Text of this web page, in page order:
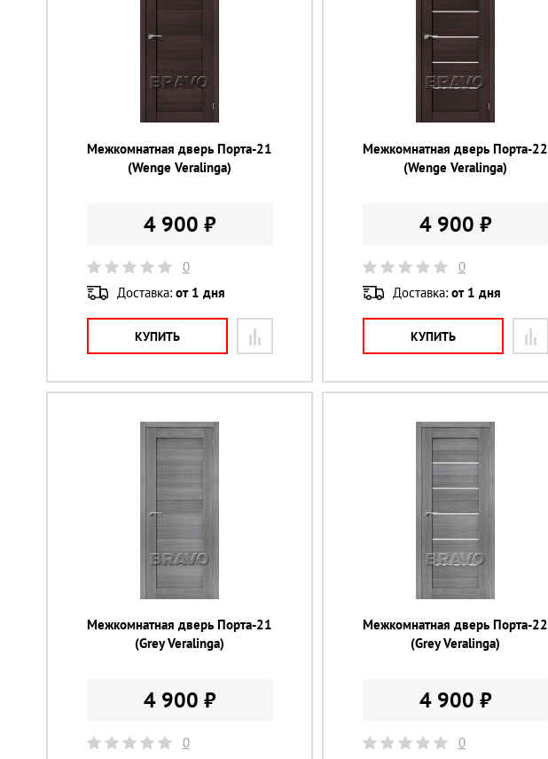
Межкомнатная дверь Порта-21
(Wenge Veralinga)
4 900 ₽
0
Доставка: от 1 дня
КУПИТЬ
Межкомнатная дверь Порта-22
(Wenge Veralinga)
4 900 ₽
0
Доставка: от 1 дня
КУПИТЬ
Межкомнатная дверь Порта-21
(Grey Veralinga)
4 900 ₽
0
Межкомнатная дверь Порта-22
(Grey Veralinga)
4 900 ₽
0